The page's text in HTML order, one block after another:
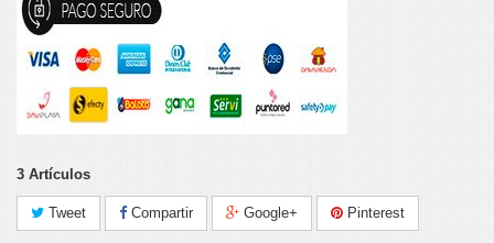
3 Artículos
Tweet Compartir Google+ Pinterest